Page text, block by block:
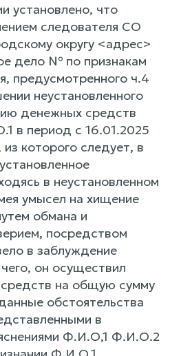
установлено, что
следователя СО
округу <адрес>
дело № по признакам
предусмотренного ч.4
неустановленного
денежных средств
в период с 16.01.2025
которого следует, в
в неустановленном
умысел на хищение
обмана и
посредством
в заблуждение
он осуществил
на общую сумму
обстоятельства
в
Ф.И.О,1 Ф.И.О.2